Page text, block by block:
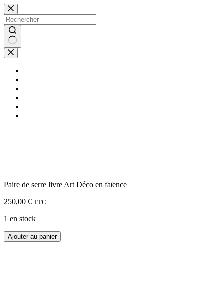
Passer
au
contenu
Aucun
résultat
Paire de serre livre Art Déco en faïence
250,00 € TTC
1 en stock
quantité
de
Ajouter au panier